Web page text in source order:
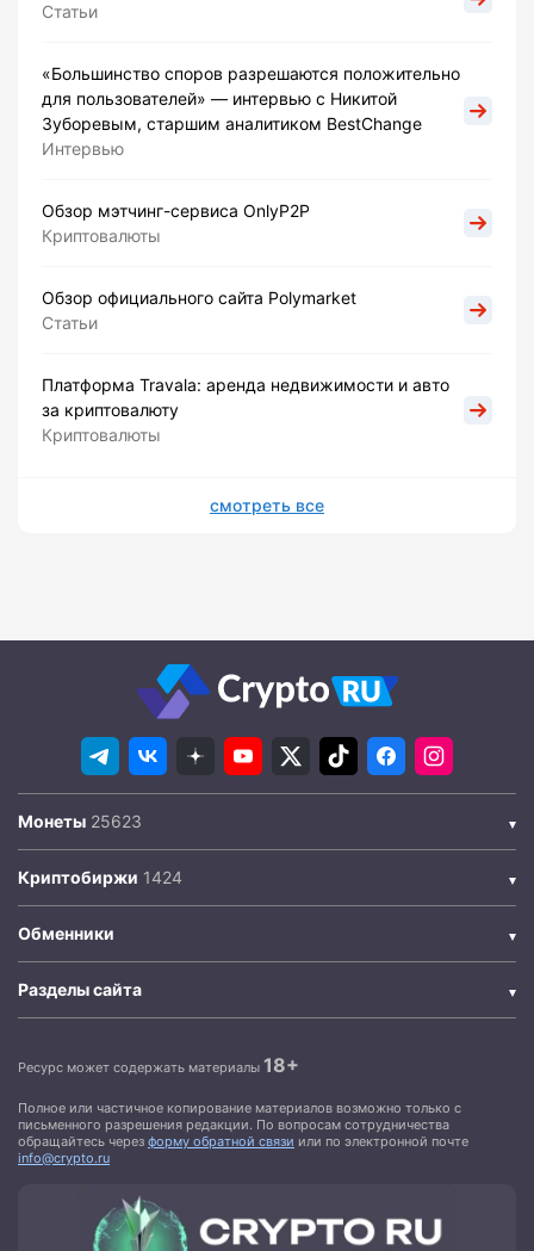
Статьи
«Большинство споров разрешаются положительно
для пользователей» — интервью с Никитой
Зуборевым, старшим аналитиком BestChange
Интервью
Обзор мэтчинг-сервиса OnlyP2P
Криптовалюты
Обзор официального сайта Polymarket
Статьи
Платформа Travala: аренда недвижимости и авто
за криптовалюту
Криптовалюты
смотреть все
Монеты
Криптобиржи
Обменники
Разделы сайта
Ресурс может содержать материалы 18+
Полное или частичное копирование материалов возможно только с
письменного разрешения редакции. По вопросам сотрудничества
обращайтесь через форму обратной связи или по электронной почте
info@crypto.ru